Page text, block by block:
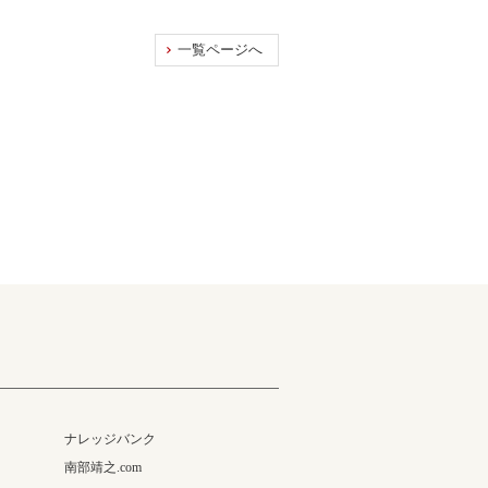
一覧ページへ
ナレッジバンク
南部靖之.com